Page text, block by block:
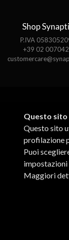
Shop
P.IVA
+39 02
Questo
Questo sito
profilazione
Puoi
impostazioni
Maggiori